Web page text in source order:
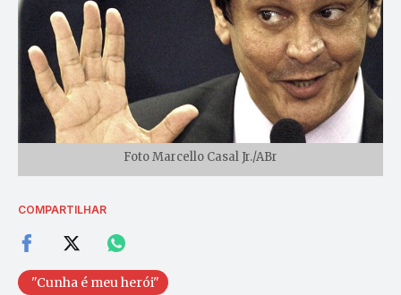
Foto Marcello Casal Jr./ABr
COMPARTILHAR
"Cunha é meu herói"